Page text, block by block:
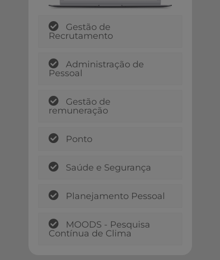
Gestão de
Recrutamento
Administração de
Pessoal
Gestão de
remuneração
Ponto
Saúde e Segurança
Planejamento Pessoal
MOODS - Pesquisa
Contínua de Clima